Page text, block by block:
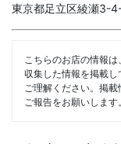
東京都足立区綾瀬3-
こちらのお店の情報
収集した情報を掲載
ご理解ください。掲
ご報告をお願いします。